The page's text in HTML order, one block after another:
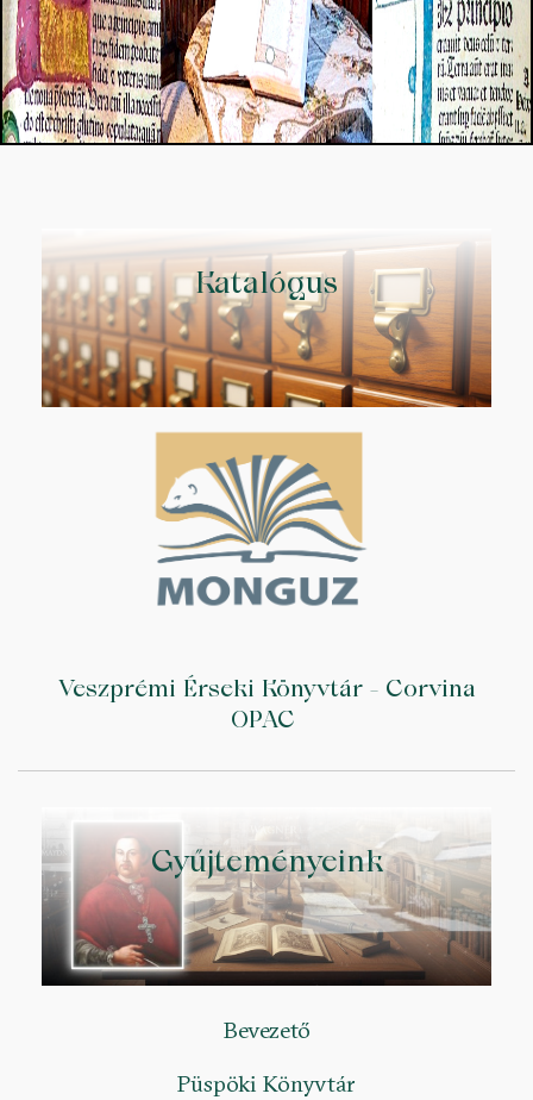
Katalógus
Veszprémi Érseki Könyvtár - Corvina
OPAC
Gyűjteményeink
Bevezető
Püspöki Könyvtár